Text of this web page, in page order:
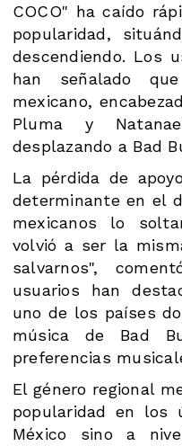
COCO" ha caído
popularidad,
descendiendo. Los
han señalado
mexicano,
Pluma y
desplazando a Bad
La pérdida de
determinante en el
mexicanos lo
volvió a ser la
salvarnos",
usuarios han
uno de los países
música de Bad
preferencias
El género regional
popularidad en los
México sino a